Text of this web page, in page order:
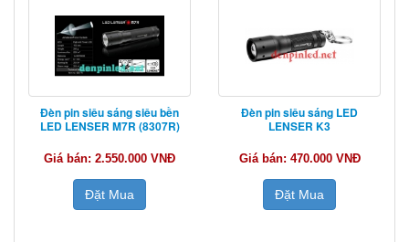
Đèn pin siêu sáng siêu bền
LED LENSER M7R (8307R)
Giá bán: 2.550.000 VNĐ
Đặt Mua
Đèn pin siêu sáng LED
LENSER K3
Giá bán: 470.000 VNĐ
Đặt Mua